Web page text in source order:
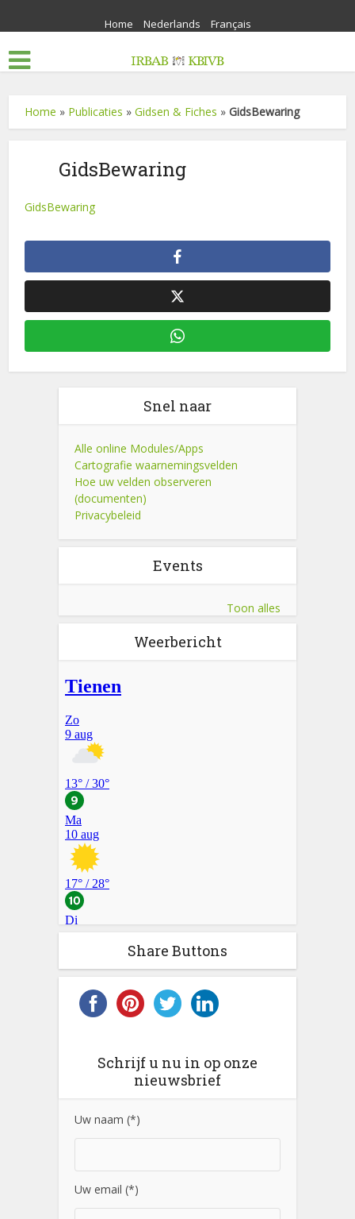
Home Nederlands Français
Home » Publicaties »Gidsen & Fiches »GidsBewaring
GidsBewaring
GidsBewaring
Snel naar
Alle online Modules/Apps
Cartografie waarnemingsvelden
Hoe uw velden observeren
(documenten)
Privacybeleid
Events
Toon alles
Weerbericht
Share Buttons
Schrijf u nu in op onze
nieuwsbrief
Uw naam (*)
Uw email (*)